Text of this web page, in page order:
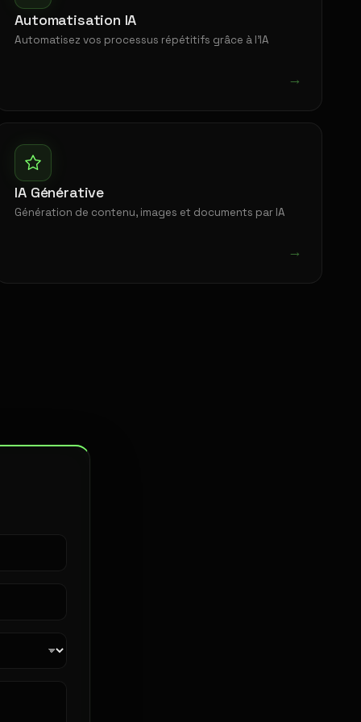
Automatisation IA
Automatisez vos processus répétitifs grâce à l'IA
→
IA Générative
Génération de contenu, images et documents par IA
→